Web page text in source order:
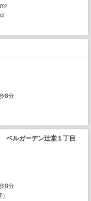
2
2
8分
ベルガーデン辻堂１丁目
8分